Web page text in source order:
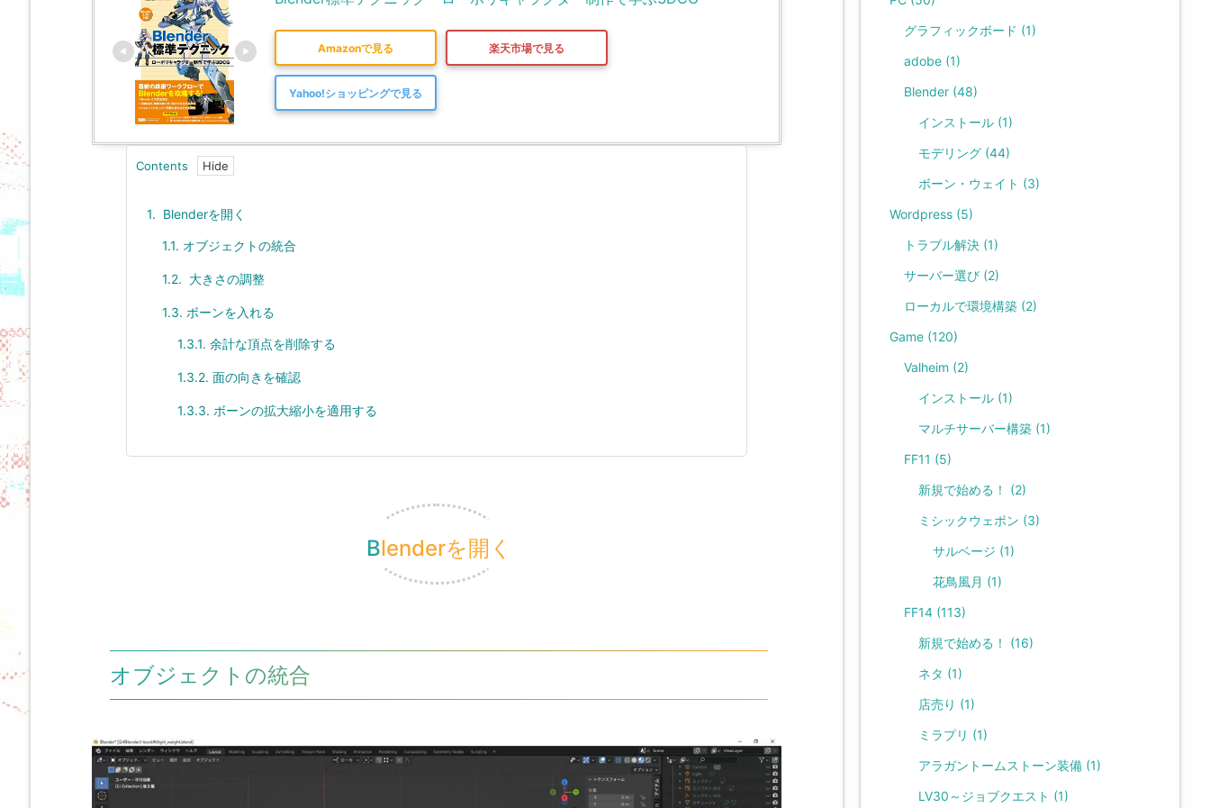
Amazonで見る 楽天市場で見る
Yahoo!ショッピングで見る
Contents
1. Blenderを開く
1.1. オブジェクトの統合
1.2. 大きさの調整
1.3. ボーンを入れる
1.3.1. 余計な頂点を削除する
1.3.2. 面の向きを確認
1.3.3. ボーンの拡大縮小を適用する
Blenderを開く
オブジェクトの統合
グラフィックボード (1)
adobe (1)
Blender (48)
インストール (1)
モデリング (44)
ボーン・ウェイト (3)
Wordpress (5)
トラブル解決 (1)
サーバー選び (2)
ローカルで環境構築 (2)
Game (120)
Valheim (2)
インストール (1)
マルチサーバー構築 (1)
FF11 (5)
新規で始める！ (2)
ミシックウェポン (3)
サルベージ (1)
花鳥風月 (1)
FF14 (113)
新規で始める！ (16)
ネタ (1)
店売り (1)
ミラプリ (1)
アラガントームストーン装備 (1)
LV30～ジョブクエスト (1)